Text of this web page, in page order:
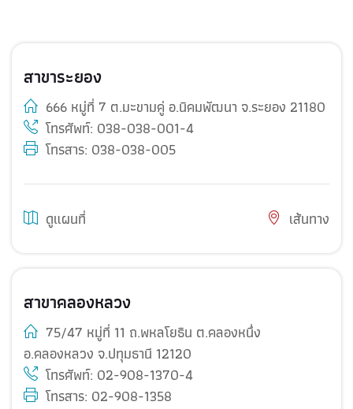
สาขาระยอง
666 หมู่ที่ 7 ต.มะขามคู่ อ.นิคมพัฒนา จ.ระยอง 21180
โทรศัพท์: 038-038-001-4
โทรสาร: 038-038-005
ดูแผนที่ เส้นทาง
สาขาคลองหลวง
75/47 หมู่ที่ 11 ถ.พหลโยธิน ต.คลองหนึ่ง
อ.คลองหลวง จ.ปทุมธานี 12120
โทรศัพท์: 02-908-1370-4
โทรสาร: 02-908-1358